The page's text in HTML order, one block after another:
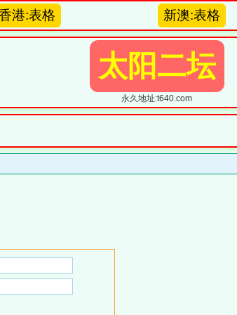
港:表格 新澳:表格
太阳二坛
永久地址:t640.com